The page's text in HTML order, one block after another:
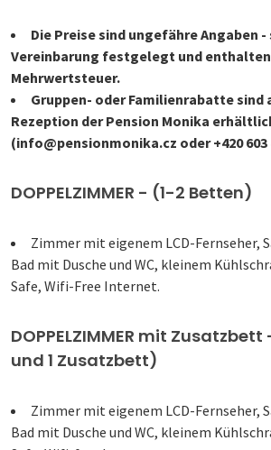
Die Preise sind ungefähre Angaben -
Vereinbarung festgelegt und
Mehrwertsteuer.
Gruppen- oder Familienrabatte sind
Rezeption der Pension Monika
(info@pensionmonika.cz oder +420 603
DOPPELZIMMER - (1-2 Betten)
Zimmer mit eigenem LCD-Fernseher,
Bad mit Dusche und WC, kleinem
Safe, Wifi-Free Internet.
DOPPELZIMMER mit
und 1 Zusatzbett)
Zimmer mit eigenem LCD-Fernseher,
Bad mit Dusche und WC, kleinem